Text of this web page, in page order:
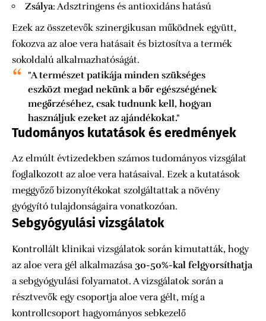
Zsálya: Adsztringens és antioxidáns hatású
Ezek az összetevők szinergikusan működnek együtt,
fokozva az aloe vera hatásait és biztosítva a termék
sokoldalú alkalmazhatóságát.
"A természet patikája minden szükséges
eszközt megad nekünk a bőr egészségének
megőrzéséhez, csak tudnunk kell, hogyan
használjuk ezeket az ajándékokat."
Tudományos kutatások és eredmények
Az elmúlt évtizedekben számos tudományos vizsgálat
foglalkozott az aloe vera hatásaival. Ezek a kutatások
meggyőző bizonyítékokat szolgáltattak a növény
gyógyító tulajdonságaira vonatkozóan.
Sebgyógyulási vizsgálatok
Kontrollált klinikai vizsgálatok során kimutatták, hogy
az aloe vera gél alkalmazása 30-50%-kal felgyorsíthatja
a sebgyógyulási folyamatot. A vizsgálatok során a
résztvevők egy csoportja aloe vera gélt, míg a
kontrollcsoport hagyományos sebkezelő